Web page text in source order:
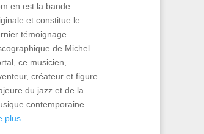
en est la bande
et constitue le
témoignage
de Michel
ce musicien,
créateur et figure
du jazz et de la
contemporaine.
plus